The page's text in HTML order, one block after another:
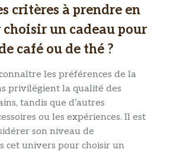
critères à prendre en
choisir un cadeau pour
café ou de thé ?
les préférences de la
privilégient la qualité des
tandis que d’autres
ou les expériences. Il est
son niveau de
cet univers pour choisir un